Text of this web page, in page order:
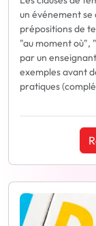
un événement
prépositions de
"au moment où",
par un
exemples avant
pratiques